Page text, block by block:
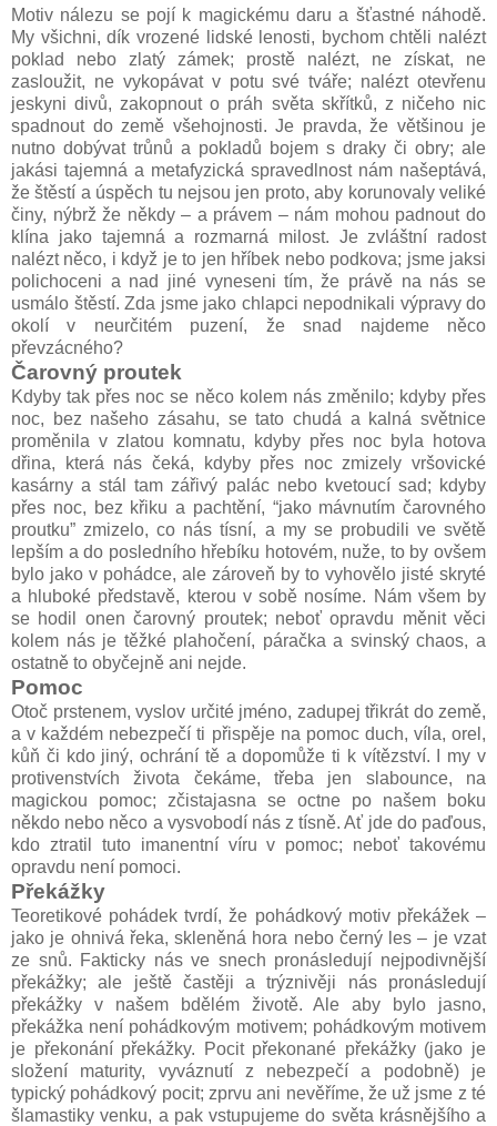
Motiv nálezu se pojí k magickému daru a šťastné náhodě.
My všichni, dík vrozené lidské lenosti, bychom chtěli nalézt
poklad nebo zlatý zámek; prostě nalézt, ne získat, ne
zasloužit, ne vykopávat v potu své tváře; nalézt otevřenu
jeskyni divů, zakopnout o práh světa skřítků, z ničeho nic
spadnout do země všehojnosti. Je pravda, že většinou je
nutno dobývat trůnů a pokladů bojem s draky či obry; ale
jakási tajemná a metafyzická spravedlnost nám našeptává,
že štěstí a úspěch tu nejsou jen proto, aby korunovaly veliké
činy, nýbrž že někdy – a právem – nám mohou padnout do
klína jako tajemná a rozmarná milost. Je zvláštní radost
nalézt něco, i když je to jen hříbek nebo podkova; jsme jaksi
polichoceni a nad jiné vyneseni tím, že právě na nás se
usmálo štěstí. Zda jsme jako chlapci nepodnikali výpravy do
okolí v neurčitém puzení, že snad najdeme něco
převzácného?
Čarovný proutek
Kdyby tak přes noc se něco kolem nás změnilo; kdyby přes
noc, bez našeho zásahu, se tato chudá a kalná světnice
proměnila v zlatou komnatu, kdyby přes noc byla hotova
dřina, která nás čeká, kdyby přes noc zmizely vršovické
kasárny a stál tam zářivý palác nebo kvetoucí sad; kdyby
přes noc, bez křiku a pachtění, “jako mávnutím čarovného
proutku” zmizelo, co nás tísní, a my se probudili ve světě
lepším a do posledního hřebíku hotovém, nuže, to by ovšem
bylo jako v pohádce, ale zároveň by to vyhovělo jisté skryté
a hluboké představě, kterou v sobě nosíme. Nám všem by
se hodil onen čarovný proutek; neboť opravdu měnit věci
kolem nás je těžké plahočení, páračka a svinský chaos, a
ostatně to obyčejně ani nejde.
Pomoc
Otoč prstenem, vyslov určité jméno, zadupej třikrát do země,
a v každém nebezpečí ti přispěje na pomoc duch, víla, orel,
kůň či kdo jiný, ochrání tě a dopomůže ti k vítězství. I my v
protivenstvích života čekáme, třeba jen slabounce, na
magickou pomoc; zčistajasna se octne po našem boku
někdo nebo něco a vysvobodí nás z tísně. Ať jde do paďous,
kdo ztratil tuto imanentní víru v pomoc; neboť takovému
opravdu není pomoci.
Překážky
Teoretikové pohádek tvrdí, že pohádkový motiv překážek –
jako je ohnivá řeka, skleněná hora nebo černý les – je vzat
ze snů. Fakticky nás ve snech pronásledují nejpodivnější
překážky; ale ještě častěji a trýznivěji nás pronásledují
překážky v našem bdělém životě. Ale aby bylo jasno,
překážka není pohádkovým motivem; pohádkovým motivem
je překonání překážky. Pocit překonané překážky (jako je
složení maturity, vyváznutí z nebezpečí a podobně) je
typický pohádkový pocit; zprvu ani nevěříme, že už jsme z té
šlamastiky venku, a pak vstupujeme do světa krásnějšího a